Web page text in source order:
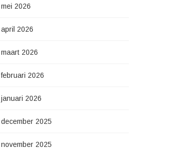
mei 2026
april 2026
maart 2026
februari 2026
januari 2026
december 2025
november 2025